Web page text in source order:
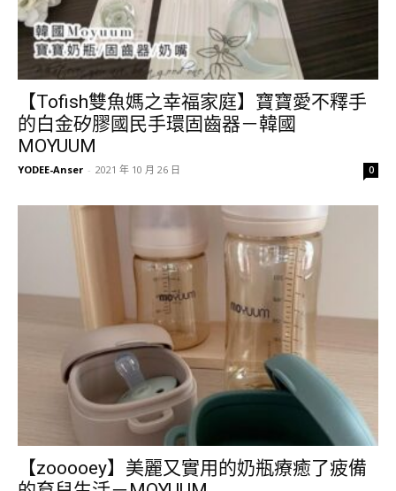
【Tofish雙魚媽之幸福家庭】寶寶愛不釋手
的白金矽膠國民手環固齒器－韓國
MOYUUM
YODEE-Anser - 2021 年 10 月 26 日 0
【zooooey】美麗又實用的奶瓶療癒了疲備